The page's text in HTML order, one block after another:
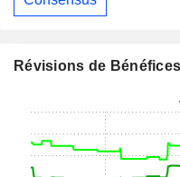
Révisions de Bénéfices